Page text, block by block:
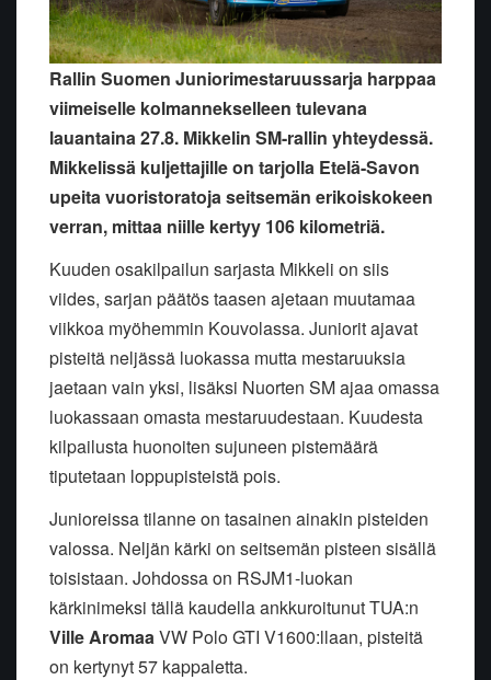
Rallin Suomen Juniorimestaruussarja harppaa
viimeiselle kolmannekselleen tulevana
lauantaina 27.8. Mikkelin SM-rallin yhteydessä.
Mikkelissä kuljettajille on tarjolla Etelä-Savon
upeita vuoristoratoja seitsemän erikoiskokeen
verran, mittaa niille kertyy 106 kilometriä.
Kuuden osakilpailun sarjasta Mikkeli on siis
viides, sarjan päätös taasen ajetaan muutamaa
viikkoa myöhemmin Kouvolassa. Juniorit ajavat
pisteitä neljässä luokassa mutta mestaruuksia
jaetaan vain yksi, lisäksi Nuorten SM ajaa omassa
luokassaan omasta mestaruudestaan. Kuudesta
kilpailusta huonoiten sujuneen pistemäärä
tiputetaan loppupisteistä pois.
Junioreissa tilanne on tasainen ainakin pisteiden
valossa. Neljän kärki on seitsemän pisteen sisällä
toisistaan. Johdossa on RSJM1-luokan
kärkinimeksi tällä kaudella ankkuroitunut TUA:n
Ville AromaaVW Polo GTI V1600:llaan, pisteitä
on kertynyt 57 kappaletta.